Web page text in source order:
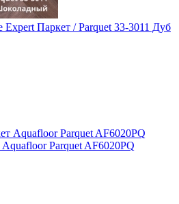
Паркет / Parquet 33-3011 Дуб
Parquet AF6020PQ